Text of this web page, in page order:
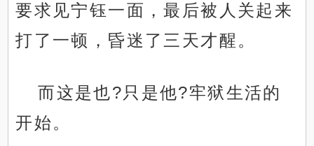
要求见宁钰一面，最后被人关起来
打了一顿，昏迷了三天才醒。
而这是也?只是他?牢狱生活的
开始。